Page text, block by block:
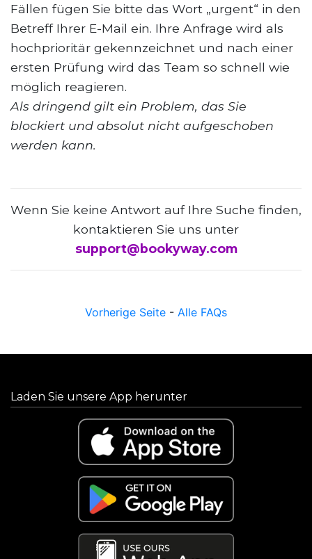
Fällen fügen Sie bitte das Wort „urgent“ in den
Betreff Ihrer E-Mail ein. Ihre Anfrage wird als
hochprioritär gekennzeichnet und nach einer
ersten Prüfung wird das Team so schnell wie
möglich reagieren.
Als dringend gilt ein Problem, das Sie
blockiert und absolut nicht aufgeschoben
werden kann.
Wenn Sie keine Antwort auf Ihre Suche finden,
kontaktieren Sie uns unter
support@bookyway.com
Vorherige Seite - Alle FAQs
Laden Sie unsere App herunter